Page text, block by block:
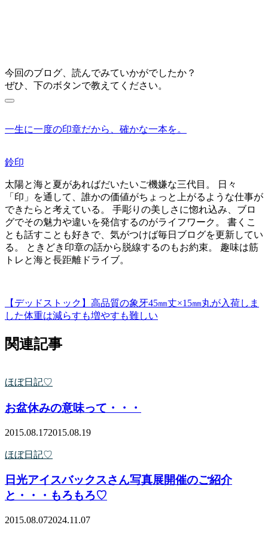
今回のブログ、読んでみていかがでしたか？
ぜひ、下のボタンで教えてください。
一生に一度の印章だから、確かな一本を。
鈴印
太陽と海と夏があればだいたいご機嫌な三代目。 日々
「印」を通して、誰かの価値がちょっと上がるような仕事が
できたらと考えている。 手彫りの美しさに惚れ込み、ブロ
グでその魅力や違いを発信するのがライフワーク。 書くこ
とも話すことも好きで、気がつけば毎日ブログを更新してい
る。 ときどき印章の話から脱線するのもお約束。 趣味は筋
トレと海と長距離ドライブ。
【デッドストック】高品質の象牙45㎜丈×15㎜丸が入荷しま
した体重は減らすも増やすも難しい
関連記事
ほぼ日記♡
お盆休みの意味って・・・
2015.08.172015.08.19
ほぼ日記♡
日光アイスバックスさん写真展開催のご紹介
と・・・もろもろ♡
2015.08.072024.11.07